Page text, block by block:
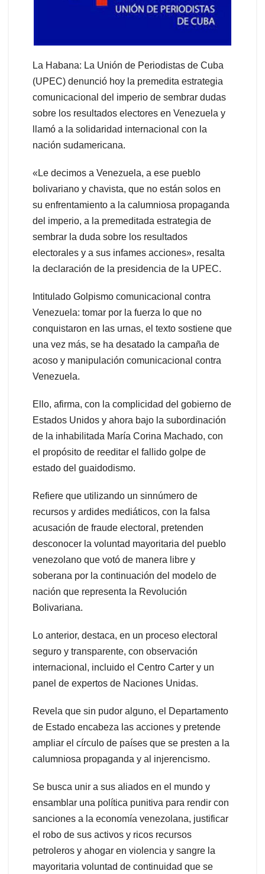
La Habana: La Unión de Periodistas de Cuba
(UPEC) denunció hoy la premedita estrategia
comunicacional del imperio de sembrar dudas
sobre los resultados electores en Venezuela y
llamó a la solidaridad internacional con la
nación sudamericana.
«Le decimos a Venezuela, a ese pueblo
bolivariano y chavista, que no están solos en
su enfrentamiento a la calumniosa propaganda
del imperio, a la premeditada estrategia de
sembrar la duda sobre los resultados
electorales y a sus infames acciones», resalta
la declaración de la presidencia de la UPEC.
Intitulado Golpismo comunicacional contra
Venezuela: tomar por la fuerza lo que no
conquistaron en las urnas, el texto sostiene que
una vez más, se ha desatado la campaña de
acoso y manipulación comunicacional contra
Venezuela.
Ello, afirma, con la complicidad del gobierno de
Estados Unidos y ahora bajo la subordinación
de la inhabilitada María Corina Machado, con
el propósito de reeditar el fallido golpe de
estado del guaidodismo.
Refiere que utilizando un sinnúmero de
recursos y ardides mediáticos, con la falsa
acusación de fraude electoral, pretenden
desconocer la voluntad mayoritaria del pueblo
venezolano que votó de manera libre y
soberana por la continuación del modelo de
nación que representa la Revolución
Bolivariana.
Lo anterior, destaca, en un proceso electoral
seguro y transparente, con observación
internacional, incluido el Centro Carter y un
panel de expertos de Naciones Unidas.
Revela que sin pudor alguno, el Departamento
de Estado encabeza las acciones y pretende
ampliar el círculo de países que se presten a la
calumniosa propaganda y al injerencismo.
Se busca unir a sus aliados en el mundo y
ensamblar una política punitiva para rendir con
sanciones a la economía venezolana, justificar
el robo de sus activos y ricos recursos
petroleros y ahogar en violencia y sangre la
mayoritaria voluntad de continuidad que se